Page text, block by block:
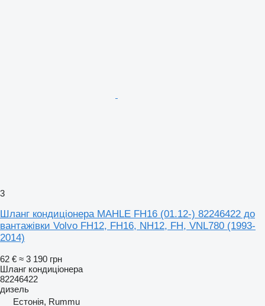
3
Шланг кондиціонера MAHLE FH16 (01.12-) 82246422 до
вантажівки Volvo FH12, FH16, NH12, FH, VNL780 (1993-
2014)
62 € ≈ 3 190 грн
Шланг кондиціонера
82246422
дизель
Естонія, Rummu